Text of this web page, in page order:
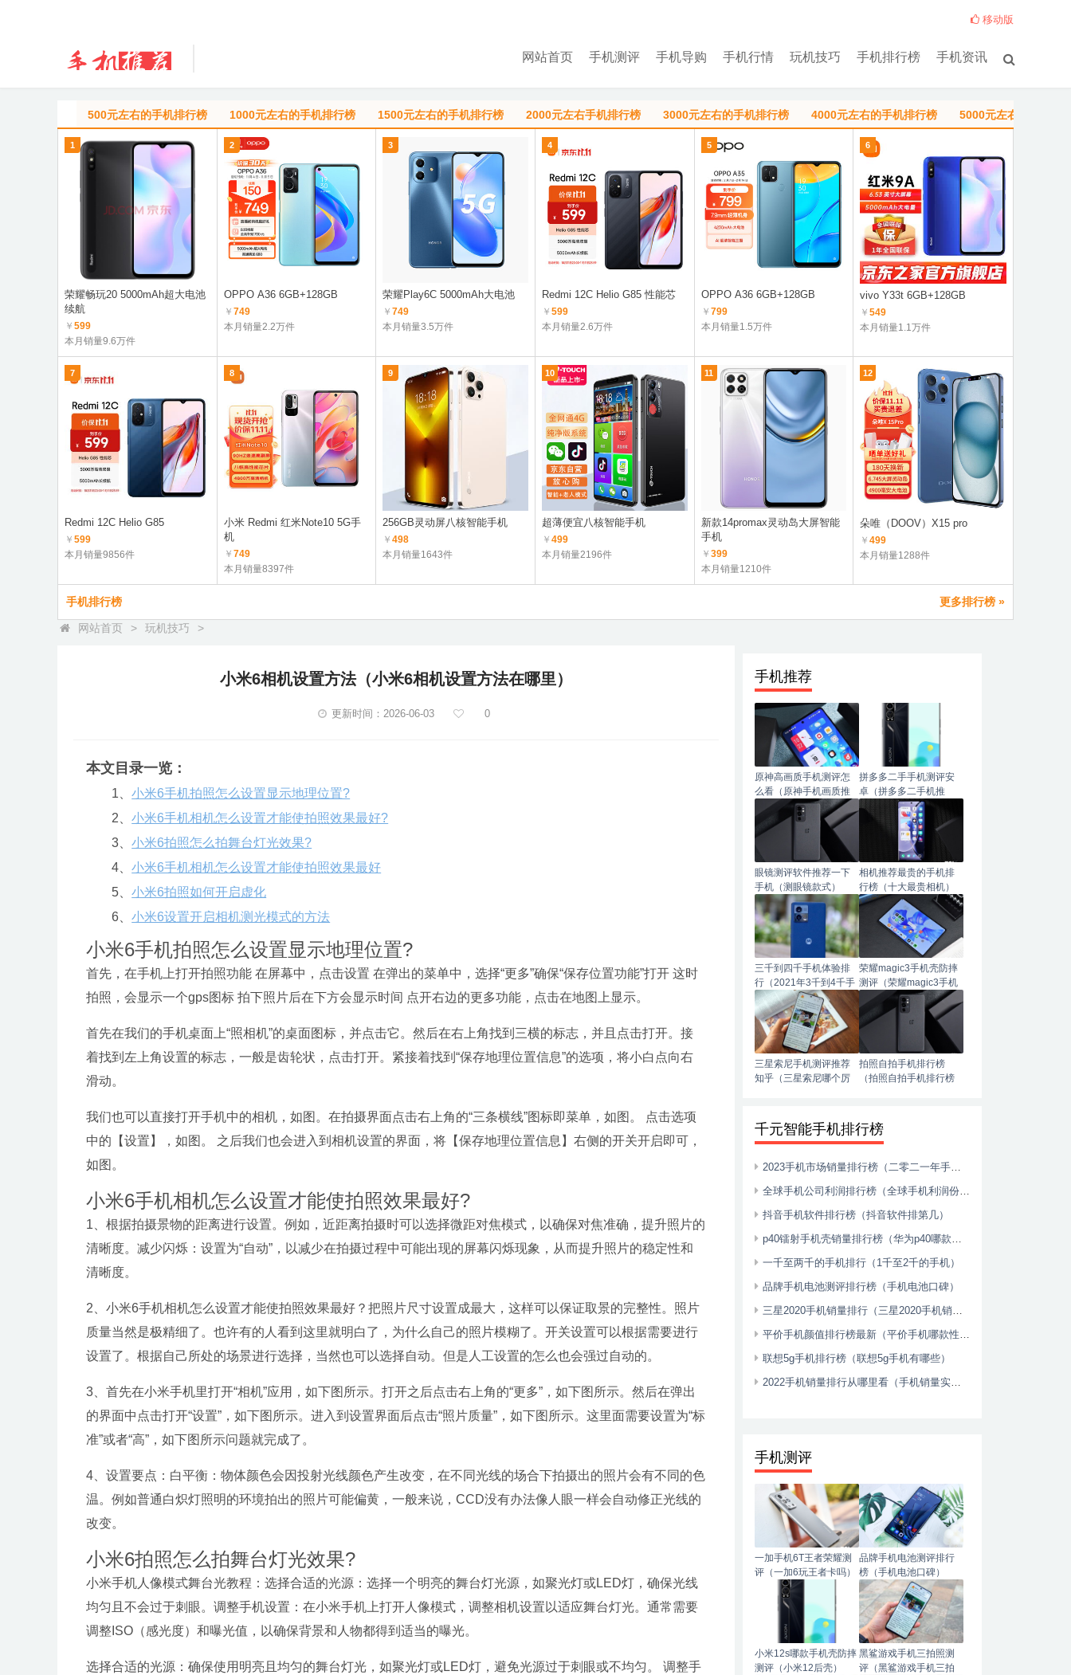
网站首页 手机测评 手机导购 手机行情 玩机技巧 手机排行榜 手机资讯
移动版
500元左右的手机排行榜 1000元左右的手机排行榜 1500元左右的手机排行榜 2000元左右手机排行榜 3000元左右的手机排行榜 4000元左右的手机排行榜 5000元左右的手机排
1
荣耀畅玩20 5000mAh超大电池
续航
￥ 599
本月销量9.6万件
2
OPPO A36 6GB+128GB
￥ 749
本月销量2.2万件
3
荣耀Play6C 5000mAh大电池
￥749
本月销量3.5万件
4
Redmi 12C Helio G85 性能芯
￥ 599
本月销量2.6万件
5
OPPO A36 6GB+128GB
￥ 799
本月销量1.5万件
6
vivo Y33t 6GB+128GB
￥549
本月销量1.1万件
7
Redmi 12C Helio G85
￥ 599
本月销量9856件
8
小米 Redmi 红米Note10 5G手
机
￥ 749
本月销量8397件
9
256GB灵动屏八核智能手机
￥498
本月销量1643件
10
超薄便宜八核智能手机
￥ 499
本月销量2196件
11
新款14promax灵动岛大屏智能
手机
￥ 399
本月销量1210件
12
朵唯（DOOV）X15 pro
￥499
本月销量1288件
手机排行榜 更多排行榜 »
网站首页 > 玩机技巧 >
小米6相机设置方法（小米6相机设置方法在哪里）
更新时间：2026-06-03 0
本文目录一览：
1、小米6手机拍照怎么设置显示地理位置?
2、小米6手机相机怎么设置才能使拍照效果最好?
3、小米6拍照怎么拍舞台灯光效果?
4、小米6手机相机怎么设置才能使拍照效果最好
5、小米6拍照如何开启虚化
6、小米6设置开启相机测光模式的方法
小米6手机拍照怎么设置显示地理位置?
首先，在手机上打开拍照功能 在屏幕中，点击设置 在弹出的菜单中，选择“更多”确保“保存位置功能”打开 这时
拍照，会显示一个gps图标 拍下照片后在下方会显示时间 点开右边的更多功能，点击在地图上显示。
首先在我们的手机桌面上“照相机”的桌面图标，并点击它。然后在右上角找到三横的标志，并且点击打开。接
着找到左上角设置的标志，一般是齿轮状，点击打开。紧接着找到“保存地理位置信息”的选项，将小白点向右
滑动。
我们也可以直接打开手机中的相机，如图。在拍摄界面点击右上角的“三条横线”图标即菜单，如图。 点击选项
中的【设置】，如图。 之后我们也会进入到相机设置的界面，将【保存地理位置信息】右侧的开关开启即可，
如图。
小米6手机相机怎么设置才能使拍照效果最好?
1、根据拍摄景物的距离进行设置。例如，近距离拍摄时可以选择微距对焦模式，以确保对焦准确，提升照片的
清晰度。减少闪烁：设置为“自动”，以减少在拍摄过程中可能出现的屏幕闪烁现象，从而提升照片的稳定性和
清晰度。
2、小米6手机相机怎么设置才能使拍照效果最好？把照片尺寸设置成最大，这样可以保证取景的完整性。照片
质量当然是极精细了。也许有的人看到这里就明白了，为什么自己的照片模糊了。开关设置可以根据需要进行
设置了。根据自己所处的场景进行选择，当然也可以选择自动。但是人工设置的怎么也会强过自动的。
3、首先在小米手机里打开“相机”应用，如下图所示。打开之后点击右上角的“更多”，如下图所示。然后在弹出
的界面中点击打开“设置”，如下图所示。进入到设置界面后点击“照片质量”，如下图所示。这里面需要设置为“标
准”或者“高”，如下图所示问题就完成了。
4、设置要点：白平衡：物体颜色会因投射光线颜色产生改变，在不同光线的场合下拍摄出的照片会有不同的色
温。例如普通白炽灯照明的环境拍出的照片可能偏黄，一般来说，CCD没有办法像人眼一样会自动修正光线的
改变。
小米6拍照怎么拍舞台灯光效果?
小米手机人像模式舞台光教程：选择合适的光源：选择一个明亮的舞台灯光源，如聚光灯或LED灯，确保光线
均匀且不会过于刺眼。调整手机设置：在小米手机上打开人像模式，调整相机设置以适应舞台灯光。通常需要
调整ISO（感光度）和曝光值，以确保背景和人物都得到适当的曝光。
选择合适的光源：确保使用明亮且均匀的舞台灯光，如聚光灯或LED灯，避免光源过于刺眼或不均匀。 调整手
手机推荐
原神高画质手机测评怎
么看（原神手机画质推
荐）
拼多多二手手机测评安
卓（拼多多二手机推
荐）
眼镜测评软件推荐一下
手机（测眼镜款式）
相机推荐最贵的手机排
行榜（十大最贵相机）
三千到四千手机体验排
行（2021年3千到4千手
机推荐）
荣耀magic3手机壳防摔
测评（荣耀magic3手机
壳推荐）
三星索尼手机测评推荐
知乎（三星索尼哪个厉
拍照自拍手机排行榜
（拍照自拍手机排行榜
千元智能手机排行榜
2023手机市场销量排行榜（二零二一年手机销量）
全球手机公司利润排行榜（全球手机利润份额2020）
抖音手机软件排行榜（抖音软件排第几）
p40镭射手机壳销量排行榜（华为p40哪款手机壳好看）
一千至两千的手机排行（1千至2千的手机）
品牌手机电池测评排行榜（手机电池口碑）
三星2020手机销量排行（三星2020手机销量排行榜前十名）
平价手机颜值排行榜最新（平价手机哪款性价比高2021）
联想5g手机排行榜（联想5g手机有哪些）
2022手机销量排行从哪里看（手机销量实时排行）
手机测评
一加手机6T王者荣耀测
评（一加6玩王者卡吗）
品牌手机电池测评排行
榜（手机电池口碑）
小米12s哪款手机壳防摔
测评（小米12后壳）
黑鲨游戏手机三拍照测
评（黑鲨游戏手机三拍